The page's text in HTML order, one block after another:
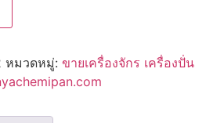
หมวดหมู่: ขายเครื่องจักร เครื่องปั่น